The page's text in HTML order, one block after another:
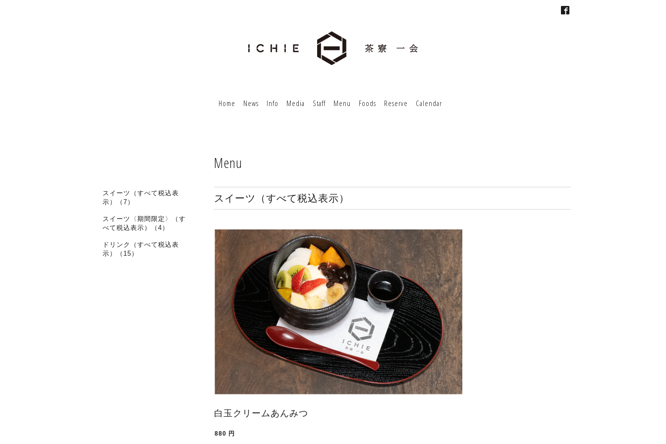
Home News Info Media Staff Menu Foods Reserve Calendar
Menu
スイーツ（すべて税込表示）
白玉クリームあんみつ
880 円
スイーツ（すべて税込表
示）（7）
スイーツ〈期間限定〉（す
べて税込表示）（4）
ドリンク（すべて税込表
示）（15）